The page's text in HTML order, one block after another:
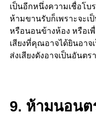
เป็นอีกหนึ่งความเชื่อโบ
ห้ามขานรับก็เพราะจะ
หรือนอนข้างห้อง หรือเ
เสียงที่คุณอาจได้ยินอาจ
ส่งเสียงดังอาจเป็นอันตร
9. ห้ามนอนต